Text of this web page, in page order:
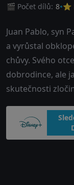
🎬 Počet dílů: 8 ⭐
Juan Pablo, syn
a vyrůstal
chůvy. Svého
dobrodince, ale
skutečnosti